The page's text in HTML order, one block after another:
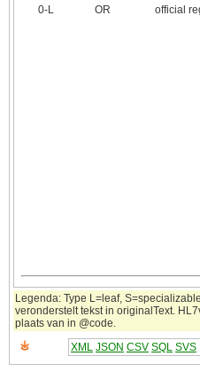
0‑L
OR official
Legenda: Type L=leaf,
veronderstelt tekst in originalText.
plaats van in @code.
XML JSON CSV SQL SVS